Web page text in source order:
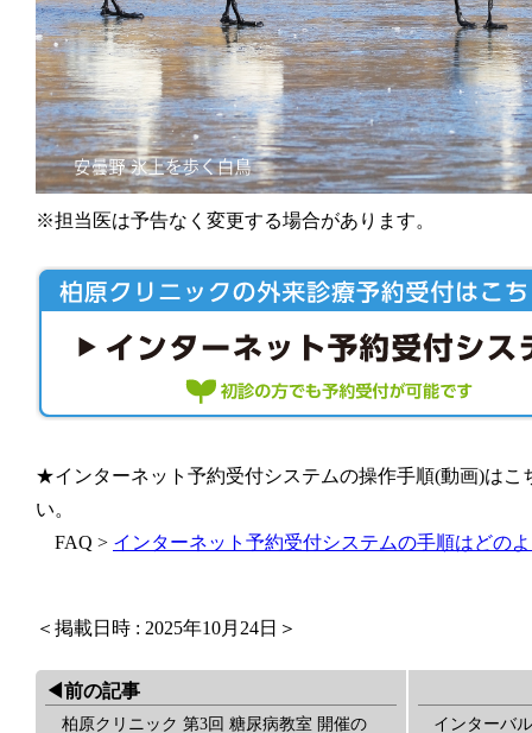
※担当医は予告なく変更する場合があります。
★インターネット予約受付システムの操作手順(動画)はこ
い。
FAQ > インターネット予約受付システムの手順はどの
＜掲載日時 : 2025年10月24日＞
◀︎前の記事
柏原クリニック 第3回 糖尿病教室 開催の
インターバ